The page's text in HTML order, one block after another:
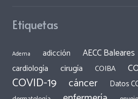
Etiquetas
Adema adicción AECC Baleares
cardiología cirugía COIBA
COVID-19 cáncer Datos